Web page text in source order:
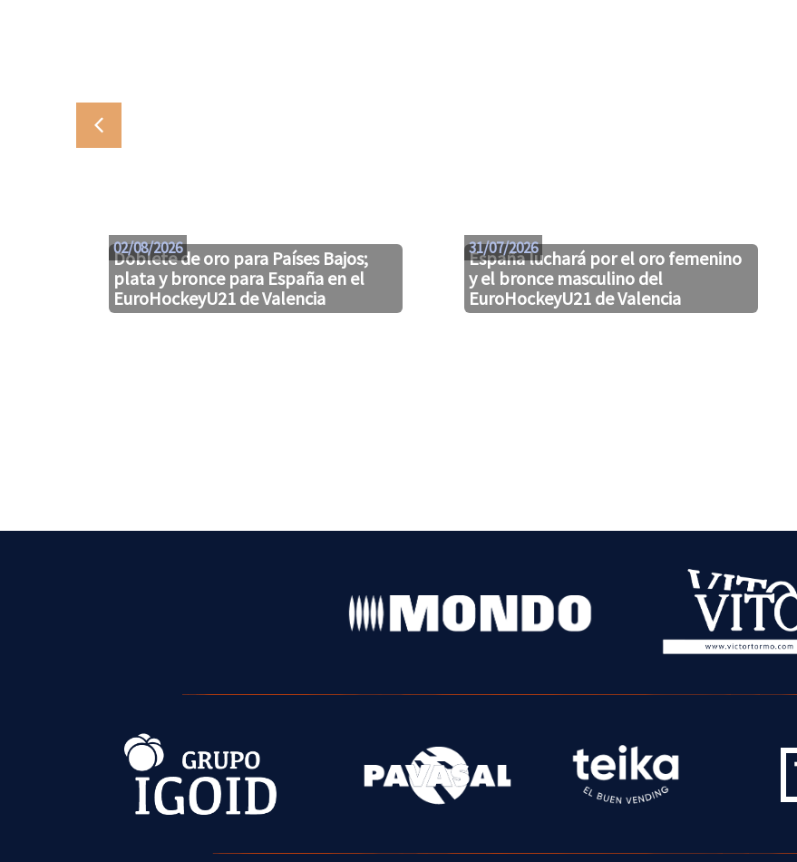
Doblete de oro para Países Bajos;
plata y bronce para España en el
EuroHockeyU21 de Valencia
02/08/2026
España luchará por el oro femenino
y el bronce masculino del
EuroHockeyU21 de Valencia
31/07/2026